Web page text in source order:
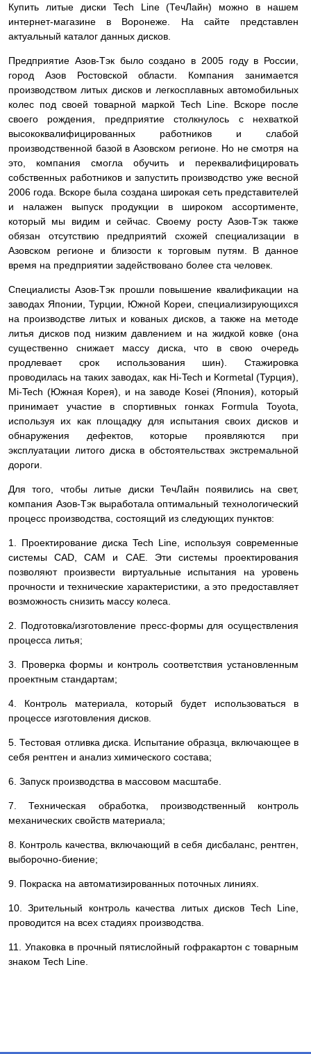
Купить литые диски Tech Line (ТечЛайн) можно в нашем
интернет-магазине в Воронеже. На сайте представлен
актуальный каталог данных дисков.
Предприятие Азов-Тэк было создано в 2005 году в России,
город Азов Ростовской области. Компания занимается
производством литых дисков и легкосплавных автомобильных
колес под своей товарной маркой Tech Line. Вскоре после
своего рождения, предприятие столкнулось с нехваткой
высококвалифицированных работников и слабой
производственной базой в Азовском регионе. Но не смотря на
это, компания смогла обучить и переквалифицировать
собственных работников и запустить производство уже весной
2006 года. Вскоре была создана широкая сеть представителей
и налажен выпуск продукции в широком ассортименте,
который мы видим и сейчас. Своему росту Азов-Тэк также
обязан отсутствию предприятий схожей специализации в
Азовском регионе и близости к торговым путям. В данное
время на предприятии задействовано более ста человек.
Специалисты Азов-Тэк прошли повышение квалификации на
заводах Японии, Турции, Южной Кореи, специализирующихся
на производстве литых и кованых дисков, а также на методе
литья дисков под низким давлением и на жидкой ковке (она
существенно снижает массу диска, что в свою очередь
продлевает срок использования шин). Стажировка
проводилась на таких заводах, как Hi-Tech и Kormetal (Турция),
Mi-Tech (Южная Корея), и на заводе Kosei (Япония), который
принимает участие в спортивных гонках Formula Toyota,
используя их как площадку для испытания своих дисков и
обнаружения дефектов, которые проявляются при
эксплуатации литого диска в обстоятельствах экстремальной
дороги.
Для того, чтобы литые диски ТечЛайн появились на свет,
компания Азов-Тэк выработала оптимальный технологический
процесс производства, состоящий из следующих пунктов:
1. Проектирование диска Tech Line, используя современные
системы СAD, CAM и CAE. Эти системы проектирования
позволяют произвести виртуальные испытания на уровень
прочности и технические характеристики, а это предоставляет
возможность снизить массу колеса.
2. Подготовка/изготовление пресс-формы для осуществления
процесса литья;
3. Проверка формы и контроль соответствия установленным
проектным стандартам;
4. Контроль материала, который будет использоваться в
процессе изготовления дисков.
5. Тестовая отливка диска. Испытание образца, включающее в
себя рентген и анализ химического состава;
6. Запуск производства в массовом масштабе.
7. Техническая обработка, производственный контроль
механических свойств материала;
8. Контроль качества, включающий в себя дисбаланс, рентген,
выборочно-биение;
9. Покраска на автоматизированных поточных линиях.
10. Зрительный контроль качества литых дисков Tech Line,
проводится на всех стадиях производства.
11. Упаковка в прочный пятислойный гофракартон с товарным
знаком Tech Line.